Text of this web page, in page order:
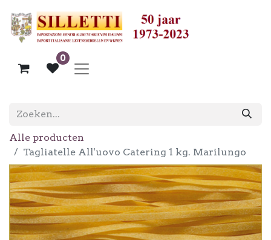
0
Alle producten
Tagliatelle All'uovo Catering 1 kg. Marilungo